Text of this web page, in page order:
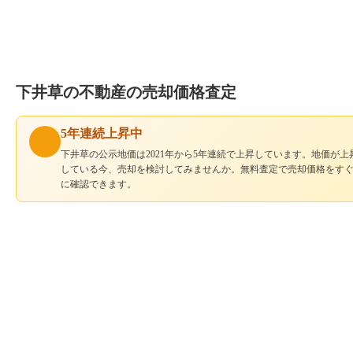
下井草の不動産の売却価格査定
5年連続上昇中
下井草の公示地価は2021年から5年連続で上昇しています。地価が上
している今、売却を検討してみませんか。無料査定で売却価格をすぐ
に確認できます。